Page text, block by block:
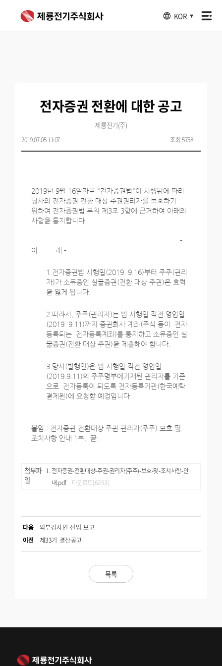
KOR ▼
전자증권 전환에 대한 공고
제룡전기(주)
2019.07.05 11:07 조회 5758
2019년 9월 16일자로 "전자증권법"이 시행됨에 따라
당사의 전자증권 전환 대상 주권권리자를 보호하기
위하여 전자증권법 부칙 제3조 3항에 근거하여 아래의
사항을 통지합니다.
-
아 래 -
1.전자증권법 시행일(2019. 9.16)부터 주주(권리
자)가 소유중인 실물증권(전환 대상 주권)은 효력
을 잃게 됩니다.
2.따라서, 주주(권리자)는 법 시행일 직전 영업일
(2019. 9.11)까지 증권회사 계좌(주식 등이 전자
등록되는 전자등록계좌)를 통지하고 소유중인 실
물증권(전환 대상 주권)을 제출해야 합니다.
3.당사(발행인)은 법 시행일 직전 영업일
(2019.9.11)의 주주명부에기재된 권리자를 기준
으로 전자등록이 되도록 전자등록기관(한국예탁
결제원)에 요청할 예정입니다.
붙임 : 전자증권 전환대상 주권 권리자(주주) 보호 및
조치사항 안내 1부. 끝.
첨부파
일
전자증권-전환대상-주권-권리자(주주)-보호-및-조치사항-안
내.pdf
다운로드[6253]
목록
다음
외부감사인 선임 보고
이전 제33기 결산공고